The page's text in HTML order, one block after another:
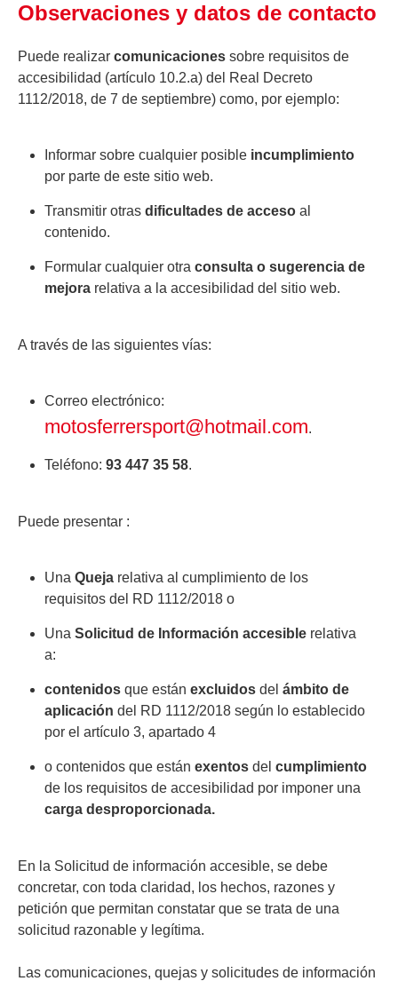
Observaciones y datos de contacto
Puede realizar comunicaciones sobre requisitos de
accesibilidad (artículo 10.2.a) del Real Decreto
1112/2018, de 7 de septiembre) como, por ejemplo:
Informar sobre cualquier posible incumplimiento
por parte de este sitio web.
Transmitir otras dificultades de acceso al
contenido.
Formular cualquier otra consulta o sugerencia de
mejora relativa a la accesibilidad del sitio web.
A través de las siguientes vías:
Correo electrónico:
motosferrersport@hotmail.com.
Teléfono: 93 447 35 58.
Puede presentar :
Una Queja relativa al cumplimiento de los
requisitos del RD 1112/2018 o
Una Solicitud de Información accesible relativa
a:
contenidos que están excluidos del ámbito de
aplicación del RD 1112/2018 según lo establecido
por el artículo 3, apartado 4
o contenidos que están exentos del cumplimiento
de los requisitos de accesibilidad por imponer una
carga desproporcionada.
En la Solicitud de información accesible, se debe
concretar, con toda claridad, los hechos, razones y
petición que permitan constatar que se trata de una
solicitud razonable y legítima.
Las comunicaciones, quejas y solicitudes de información